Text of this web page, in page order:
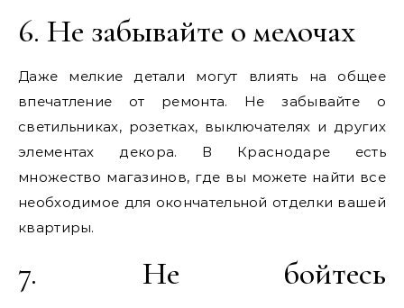
6. Не забывайте о мелочах
Даже мелкие детали могут влиять на общее
впечатление от ремонта. Не забывайте о
светильниках, розетках, выключателях и других
элементах декора. В Краснодаре есть
множество магазинов, где вы можете найти все
необходимое для окончательной отделки вашей
квартиры.
7. Не бойтесь